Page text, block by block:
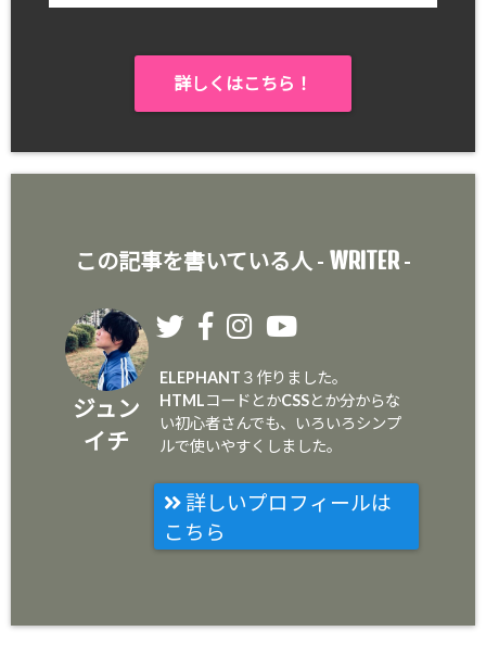
詳しくはこちら！
この記事を書いている人 - WRITER -
ジュン
イチ
ELEPHANT３作りました。
HTMLコードとかCSSとか分からな
い初心者さんでも、いろいろシンプ
ルで使いやすくしました。
詳しいプロフィールは
こちら